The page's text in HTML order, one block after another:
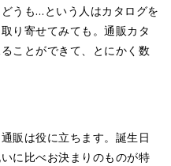
うも…という人はカタログを
り寄せてみても。通販カタ
ことができて、とにかく数
販は役に立ちます。誕生日
に比べお決まりのものが特